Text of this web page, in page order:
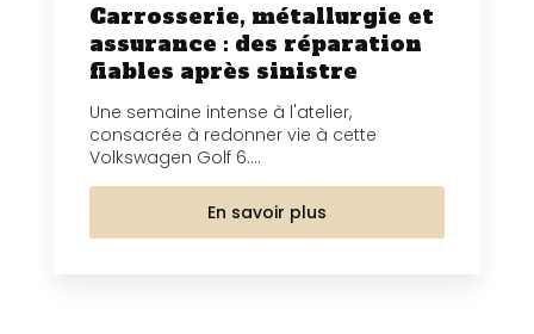
Carrosserie, métallurgie et
assurance : des réparation
fiables après sinistre
Une semaine intense à l'atelier,
consacrée à redonner vie à cette
Volkswagen Golf 6....
En savoir plus